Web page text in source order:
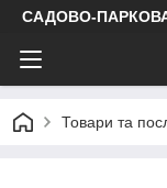
САДОВО-
Товари та